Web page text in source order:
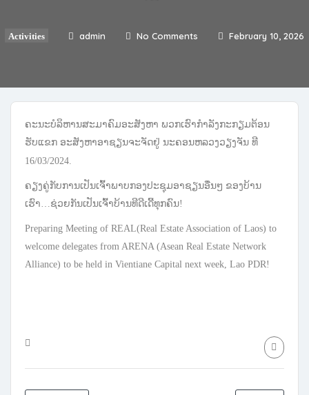
Activities admin No Comments February 10, 2026
ຄະນະບໍລິຫານສະມາຄົມອະສັງຫາ ພວກເຮົາກຳລັງກະກຽມຕ້ອນ
ຮັບແຂກ ອະສັງຫາອາຊຽນຈະຈັດຢູ່ ນະຄອນຫລວງວຽງຈັນ ທີ
16/03/2024.
ຄຽງຄູ່ກັບການເປັນເຈົ້າພາບກອງປະຊຸມອາຊຽນອື່ນໆ ຂອງບ້ານ
ເຮົາ…ຊ່ວຍກັນເປັນເຈົ້າບ້ານທີດີເດີ້ທຸກຄົນ!
Preparing Meeting of REAL(Real Estate Association of Laos) to
welcome delegates from ARENA (Asean Real Estate Network
Alliance) to be held in Vientiane Capital next week, Lao PDR!